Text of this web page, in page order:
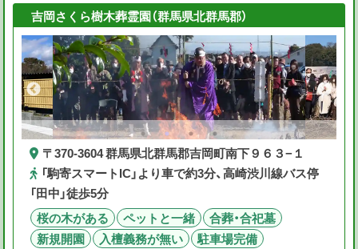
吉岡さくら樹木葬霊園（群馬県北群馬郡）
〒370-3604 群馬県北群馬郡吉岡町南下９６３−１
「駒寄スマートIC」より車で約3分、高崎渋川線バス停
「田中」徒歩5分
桜の木がある
ペットと一緒
合葬・合祀墓
新規開園
入檀義務が無い
駐車場完備